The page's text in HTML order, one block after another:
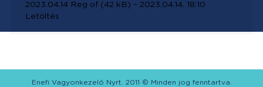
2023.04.14 Reg of (42 kB) – 2023.04.14. 18:10
Letöltés
Enefi Vagyonkezelő Nyrt. 2011 © Minden jog fenntartva.